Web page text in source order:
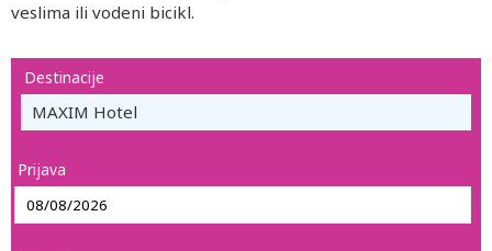
veslima ili vodeni bicikl.
Destinacije
MAXIM Hotel
Prijava